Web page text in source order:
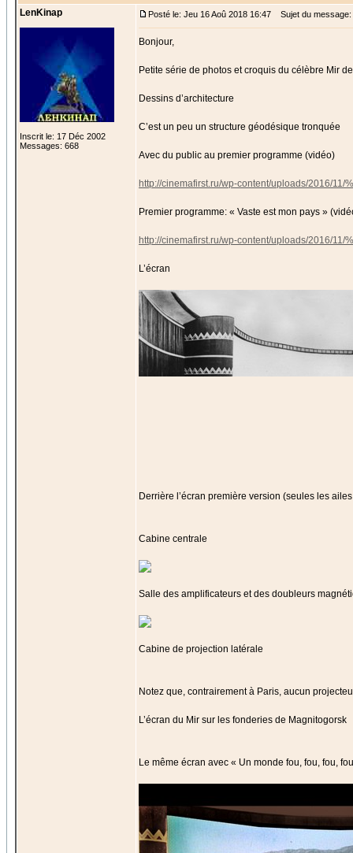
LenKinap
Inscrit le: 17 Déc 2002
Messages: 668
Posté le: Jeu 16 Aoû 2018 16:47 Sujet du message:
Bonjour,
Petite série de photos et croquis du célèbre Mir
Dessins d’architecture
C’est un peu un structure géodésique tronquée
Avec du public au premier programme (vidéo)
http://cinemafirst.ru/wp-content/uploads/2016/
Premier programme: « Vaste est mon pays »
http://cinemafirst.ru/wp-content/uploads/2016/
L’écran
Derrière l’écran première version (seules les
Cabine centrale
Salle des amplificateurs et des doubleurs
Cabine de projection latérale
Notez que, contrairement à Paris, aucun
L’écran du Mir sur les fonderies de Magnitogorsk
Le même écran avec « Un monde fou, fou, fou,